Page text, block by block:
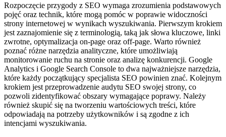
Rozpoczęcie przygody z SEO wymaga zrozumienia podstawowych
pojęć oraz technik, które mogą pomóc w poprawie widoczności
strony internetowej w wynikach wyszukiwania. Pierwszym krokiem
jest zaznajomienie się z terminologią, taką jak słowa kluczowe, linki
zwrotne, optymalizacja on-page oraz off-page. Warto również
poznać różne narzędzia analityczne, które umożliwiają
monitorowanie ruchu na stronie oraz analizę konkurencji. Google
Analytics i Google Search Console to dwa najważniejsze narzędzia,
które każdy początkujący specjalista SEO powinien znać. Kolejnym
krokiem jest przeprowadzenie audytu SEO swojej strony, co
pozwoli zidentyfikować obszary wymagające poprawy. Należy
również skupić się na tworzeniu wartościowych treści, które
odpowiadają na potrzeby użytkowników i są zgodne z ich
intencjami wyszukiwania.